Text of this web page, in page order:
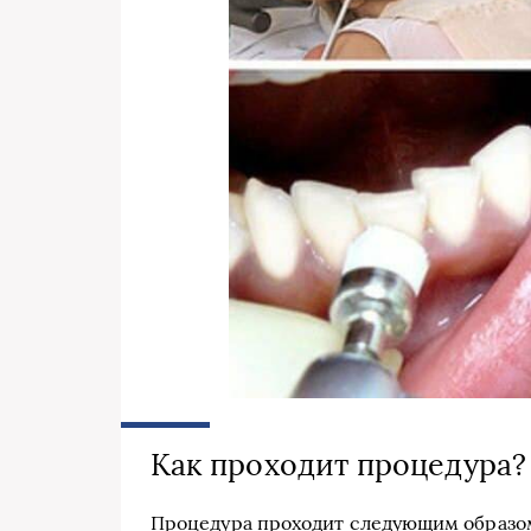
Как проходит процедура?
Процедура проходит следующим